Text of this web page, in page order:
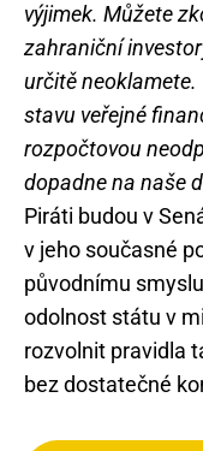
výjimek. Můžete
zahraniční
určitě neoklamete.
stavu veřejné
rozpočtovou
dopadne na naše
Piráti budou v
v jeho současné
původnímu
odolnost státu v
rozvolnit pravidla
bez dostatečné